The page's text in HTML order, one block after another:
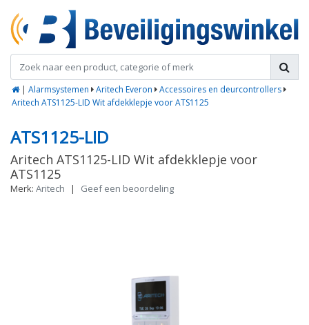
| Alarmsystemen Aritech Everon
Accessoires en deurcontrollers
Aritech ATS1125-LID Wit afdekklepje voor ATS1125
ATS1125-LID
Aritech ATS1125-LID Wit afdekklepje voor
ATS1125
Merk: Aritech | Geef een beoordeling